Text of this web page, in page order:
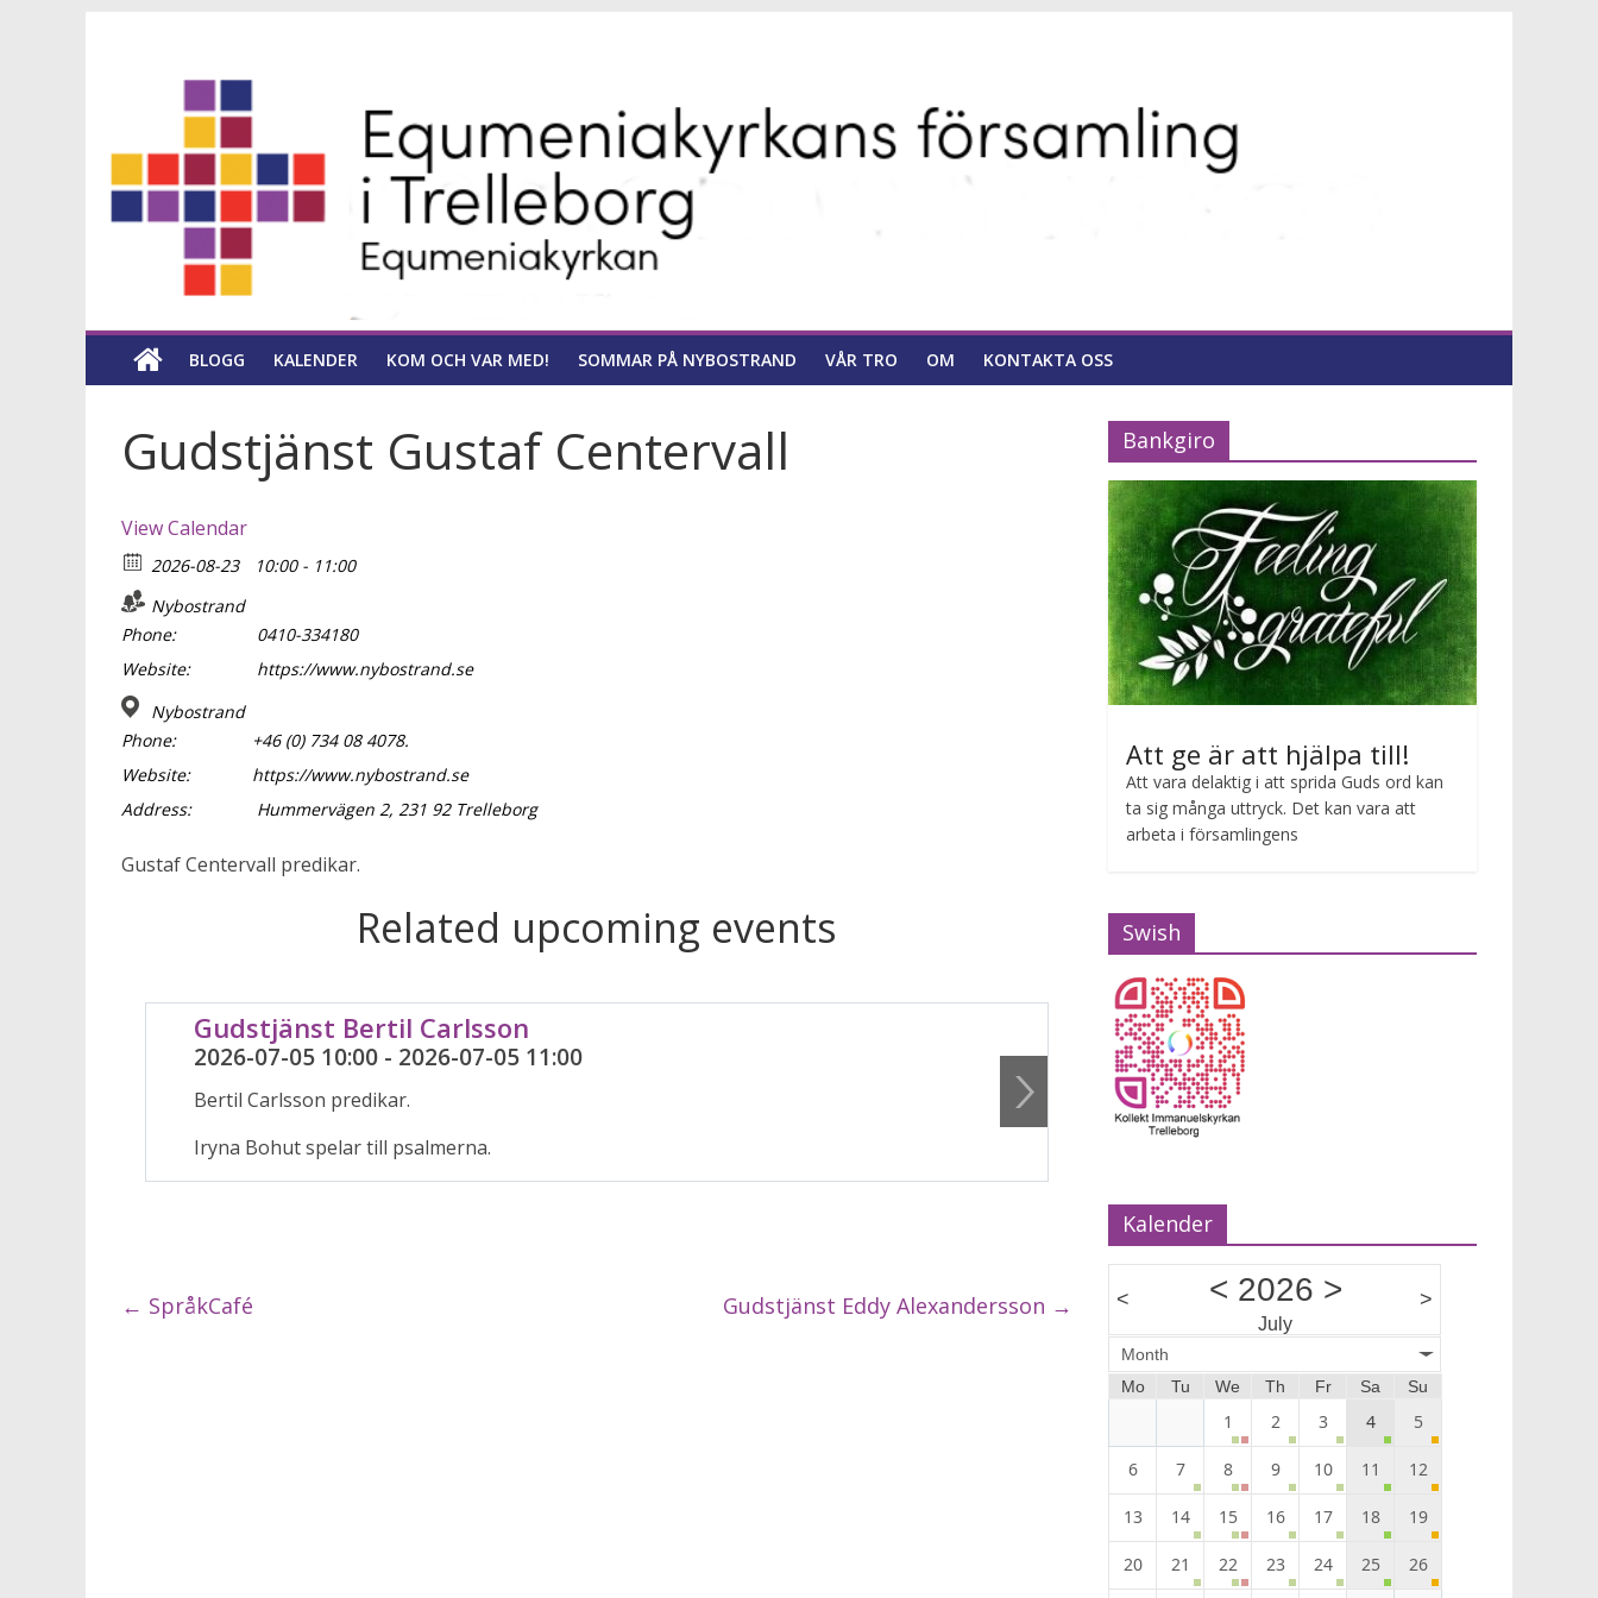
Equmeniakyrkans
församling
i
Trelleborg
kyrka
för
BLOGG KALENDER KOM OCH VAR MED! SOMMAR PÅ NYBOSTRAND VÅR TRO OM KONTAKTA OSS
Gudstjänst Gustaf Centervall
View Calendar
2026-08-23
10:00 - 11:00
Nybostrand
Phone:
0410-334180
Website:
https://www.nybostrand.se
Nybostrand
Phone:
+46 (0) 734 08 4078.
Website:
https://www.nybostrand.se
Address:
Hummervägen 2, 231 92 Trelleborg
Gustaf Centervall predikar.
Related upcoming events
Gudstjänst Bertil Carlsson
2026-07-05 10:00 - 2026-07-05 11:00
Bertil Carlsson predikar.
Iryna Bohut spelar till psalmerna.
Gudstjänst Maria van Zijl
2026-07-12 10:00 - 2026-07-12 11:00
Maria van Zijl predikar.
Musik Ann-Louise Almback.
← SpråkCafé Gudstjänst Eddy Alexandersson →
Bankgiro
Att ge är att hjälpa till!
Att vara delaktig i att sprida Guds ord kan
ta sig många uttryck. Det kan vara att
arbeta i församlingens
Swish
Kalender
< < 2026 >
July
>
Month
Mo
Tu We Th Fr Sa Su
1 2 3 4 5
6 7 8 9 10 11 12
13 14 15 16 17 18 19
20 21 22 23 24 25 26